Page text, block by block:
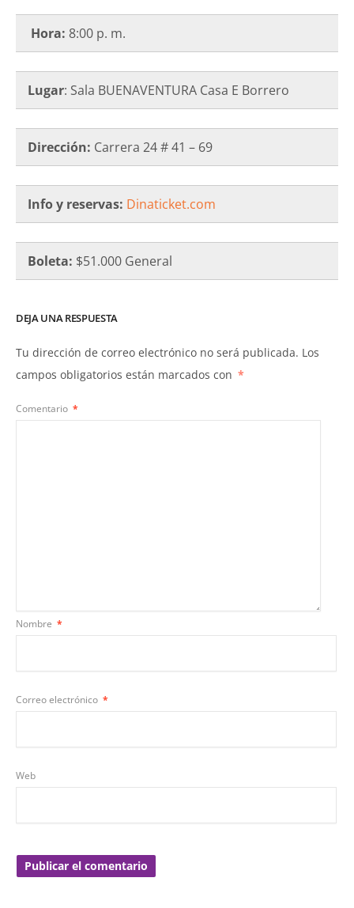
Hora: 8:00 p. m.
Lugar: Sala BUENAVENTURA Casa E Borrero
Dirección: Carrera 24 # 41 – 69
Info y reservas: Dinaticket.com
Boleta: $51.000 General
DEJA UNA RESPUESTA
Tu dirección de correo electrónico no será publicada. Los
campos obligatorios están marcados con *
Comentario *
Nombre *
Correo electrónico *
Web